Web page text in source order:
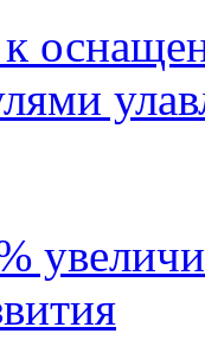
к